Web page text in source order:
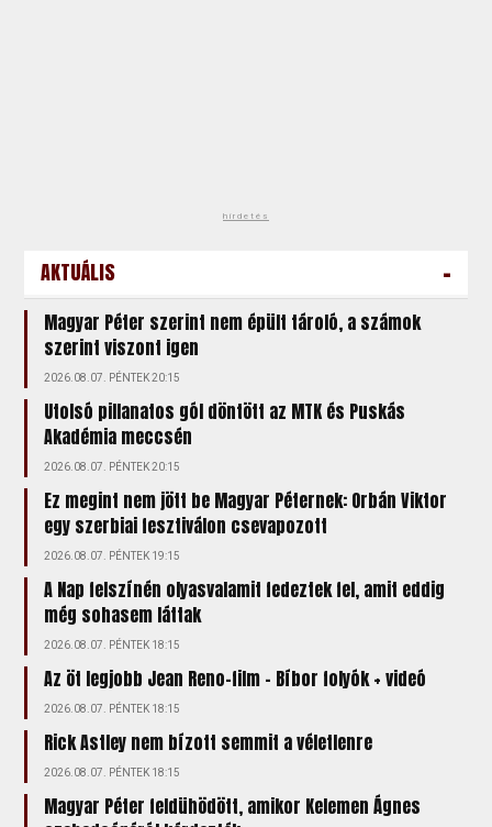
hirdetés
AKTUÁLIS -
Magyar Péter szerint nem épült tároló, a számok
szerint viszont igen
2026.08.07. PÉNTEK 20:15
Utolsó pillanatos gól döntött az MTK és Puskás
Akadémia meccsén
2026.08.07. PÉNTEK 20:15
Ez megint nem jött be Magyar Péternek: Orbán Viktor
egy szerbiai fesztiválon csevapozott
2026.08.07. PÉNTEK 19:15
A Nap felszínén olyasvalamit fedeztek fel, amit eddig
még sohasem láttak
2026.08.07. PÉNTEK 18:15
Az öt legjobb Jean Reno-film – Bíbor folyók + videó
2026.08.07. PÉNTEK 18:15
Rick Astley nem bízott semmit a véletlenre
2026.08.07. PÉNTEK 18:15
Magyar Péter feldühödött, amikor Kelemen Ágnes